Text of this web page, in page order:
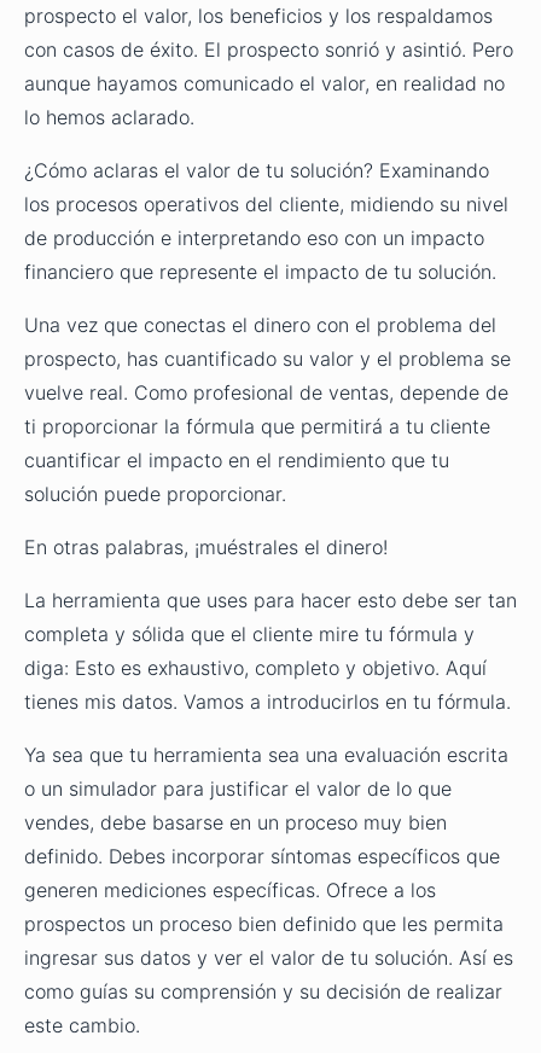
prospecto el valor, los beneficios y los respaldamos
con casos de éxito. El prospecto sonrió y asintió. Pero
aunque hayamos comunicado el valor, en realidad no
lo hemos aclarado.
¿Cómo aclaras el valor de tu solución? Examinando
los procesos operativos del cliente, midiendo su nivel
de producción e interpretando eso con un impacto
financiero que represente el impacto de tu solución.
Una vez que conectas el dinero con el problema del
prospecto, has cuantificado su valor y el problema se
vuelve real. Como profesional de ventas, depende de
ti proporcionar la fórmula que permitirá a tu cliente
cuantificar el impacto en el rendimiento que tu
solución puede proporcionar.
En otras palabras, ¡muéstrales el dinero!
La herramienta que uses para hacer esto debe ser tan
completa y sólida que el cliente mire tu fórmula y
diga: Esto es exhaustivo, completo y objetivo. Aquí
tienes mis datos. Vamos a introducirlos en tu fórmula.
Ya sea que tu herramienta sea una evaluación escrita
o un simulador para justificar el valor de lo que
vendes, debe basarse en un proceso muy bien
definido. Debes incorporar síntomas específicos que
generen mediciones específicas. Ofrece a los
prospectos un proceso bien definido que les permita
ingresar sus datos y ver el valor de tu solución. Así es
como guías su comprensión y su decisión de realizar
este cambio.